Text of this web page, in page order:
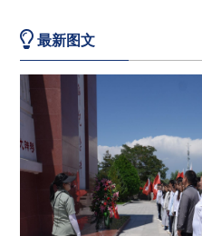
最新图文